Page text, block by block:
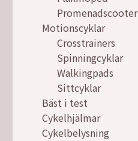
Promenadscooter
Motionscyklar
Crosstrainers
Spinningcyklar
Walkingpads
Sittcyklar
Bäst i test
Cykelhjälmar
Cykelbelysning